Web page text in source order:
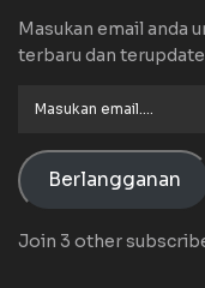
Masukan email anda
terbaru dan
Berlangganan
Join 3 other